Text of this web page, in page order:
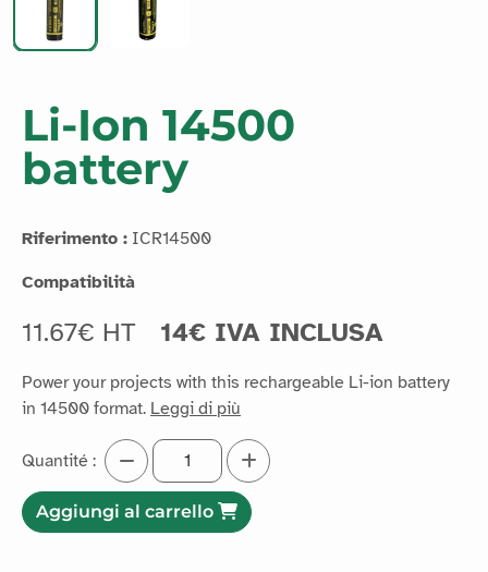
Li-Ion 14500
battery
Riferimento : ICR14500
Compatibilità
11.67€ HT 14€ IVA INCLUSA
Power your projects with this rechargeable Li-ion battery
in 14500 format. Leggi di più
Quantité :
Aggiungi al carrello